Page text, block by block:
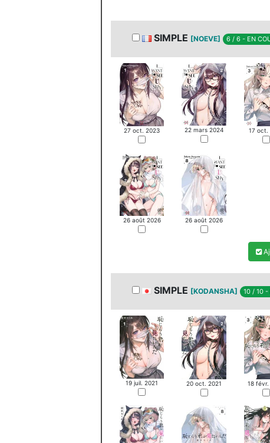
SIMPLE [NOEVE] 6 / 6 - EN
27 oct. 2023 22 mars 2024 17 oct.
26 août 2026 26 août 2026
SIMPLE [KODANSHA] 10 / 10 -
19 juil. 2021 20 oct. 2021 18